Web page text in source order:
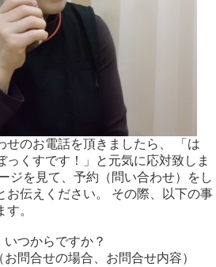
せのお電話を頂きましたら、 「は
っくすです！」と元気に応対致しま
ジを見て、予約（問い合わせ）をし
お伝えください。 その際、以下の事
。
つからですか？
問合せの場合、お問合せ内容）